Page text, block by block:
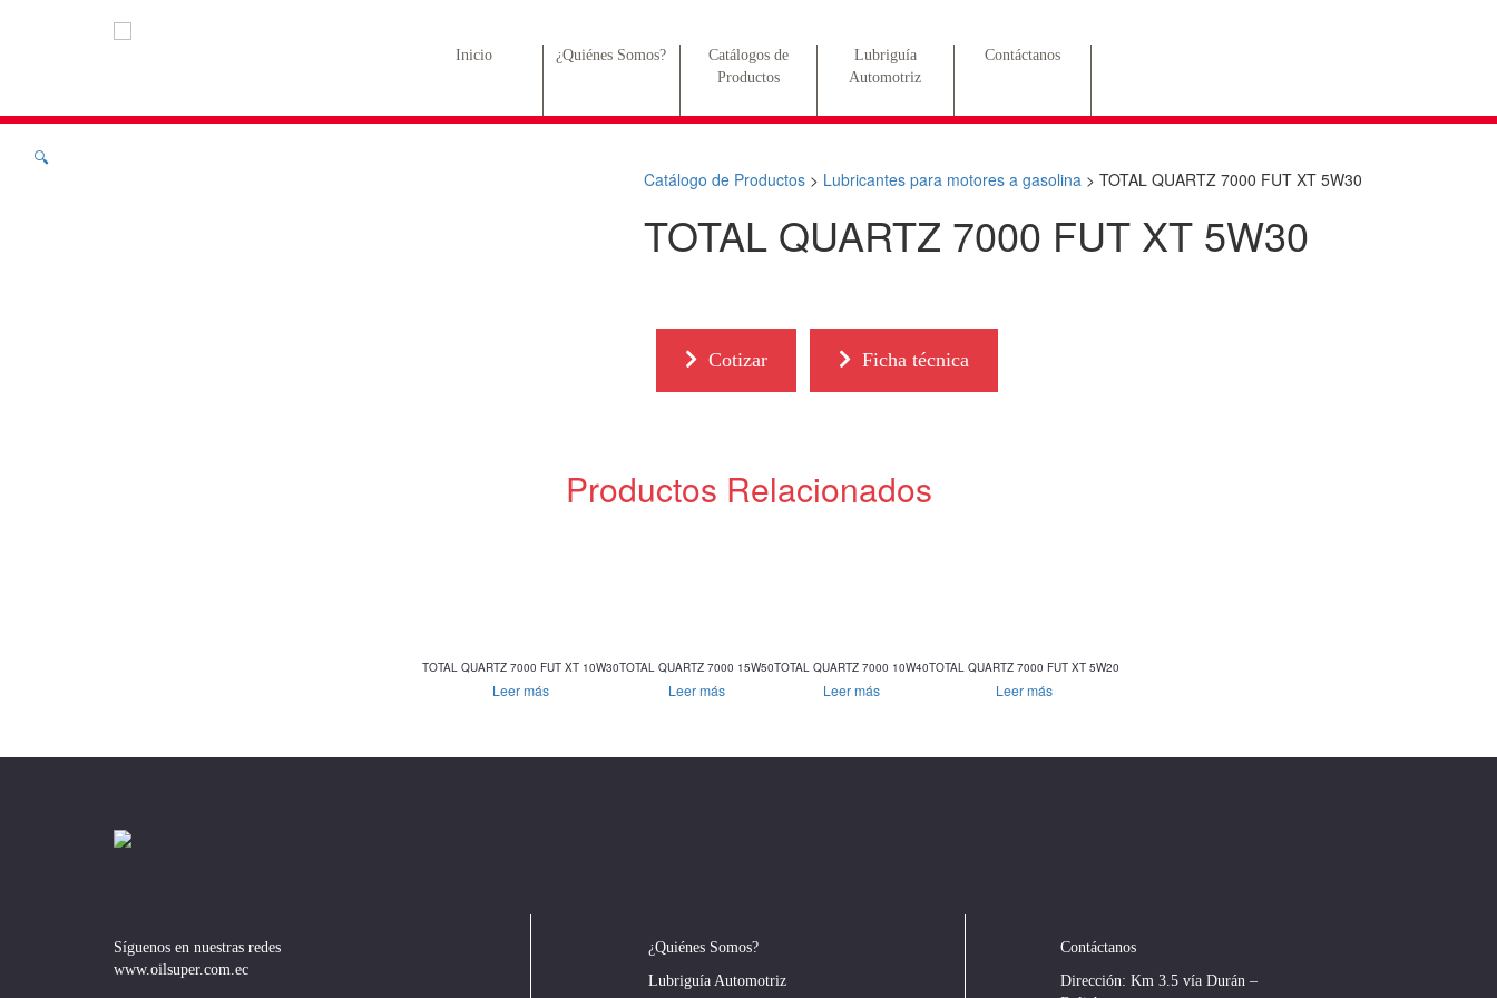
Inicio ¿Quiénes Somos?
Catálogos de
Productos
Lubriguía
Automotriz
Contáctanos
🔍
Catálogo de Productos> Lubricantes para motores a gasolina> TOTAL QUARTZ 7000 FUT XT 5W30
TOTAL QUARTZ 7000 FUT XT 5W30
Cotizar Ficha técnica
Productos Relacionados
TOTAL QUARTZ 7000 FUT XT 10W30
Leer más
TOTAL QUARTZ 7000 15W50
Leer más
TOTAL QUARTZ 7000 10W40
Leer más
TOTAL QUARTZ 7000 FUT XT 5W20
Leer más
Síguenos en nuestras redes
www.oilsuper.com.ec
¿Quiénes Somos?
Lubriguía Automotriz
Contáctanos
Dirección: Km 3.5 vía Durán –